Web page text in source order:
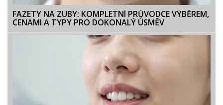
FAZETY NA ZUBY: KOMPLETNÍ PRŮVODCE VÝBĚREM,
CENAMI A TYPY PRO DOKONALÝ ÚSMĚV